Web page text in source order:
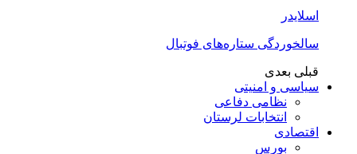
اسلایدر
سالخوردگی ستاره‌های فوتبال
قبلی بعدی
سیاسی و امنیتی
نظامی دفاعی
انتخابات لرستان
اقتصادی
بورس